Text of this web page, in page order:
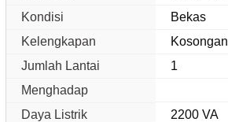
Kondisi
Bekas
Kelengkapan
Kosongan
Jumlah Lantai
1
Menghadap
Daya Listrik
2200 VA